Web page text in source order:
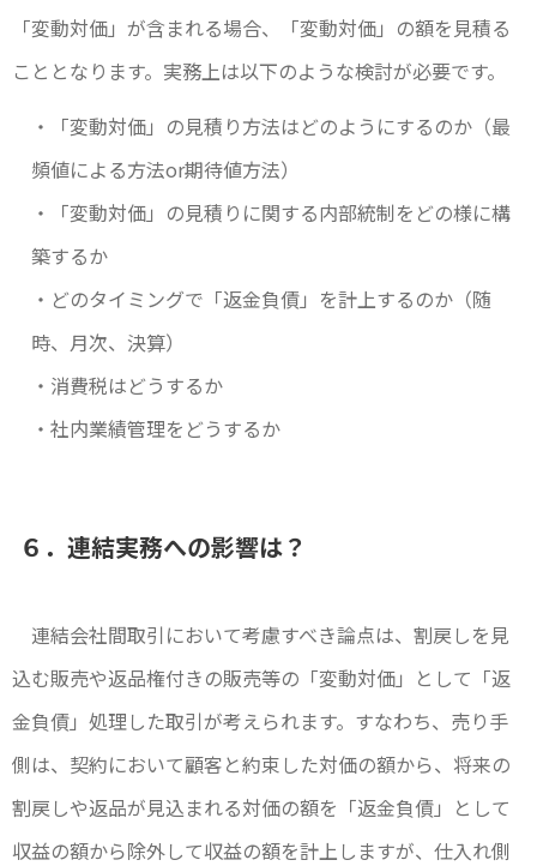
「変動対価」が含まれる場合、「変動対価」の額を見積る
こととなります。実務上は以下のような検討が必要です。
・「変動対価」の見積り方法はどのようにするのか（最
頻値による方法or期待値方法）
・「変動対価」の見積りに関する内部統制をどの様に構
築するか
・どのタイミングで「返金負債」を計上するのか（随
時、月次、決算）
・消費税はどうするか
・社内業績管理をどうするか
６．連結実務への影響は？
連結会社間取引において考慮すべき論点は、割戻しを見
込む販売や返品権付きの販売等の「変動対価」として「返
金負債」処理した取引が考えられます。すなわち、売り手
側は、契約において顧客と約束した対価の額から、将来の
割戻しや返品が見込まれる対価の額を「返金負債」として
収益の額から除外して収益の額を計上しますが、仕入れ側